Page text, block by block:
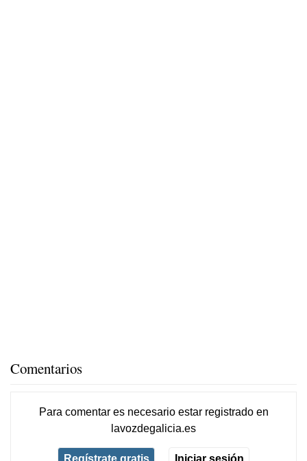
Comentarios
Para comentar es necesario estar registradoen
lavozdegalicia.es
Regístrate gratis Iniciar sesión